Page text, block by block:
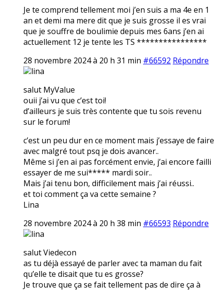
Je te comprend tellement moi j’en suis a ma 4e en 1
an et demi ma mere dit que je suis grosse il es vrai
que je souffre de boulimie depuis mes 6ans j’en ai
actuellement 12 je tente les TS ****************
28 novembre 2024 à 20 h 31 min #66592 Répondre
lina
salut MyValue
ouii j’ai vu que c’est toi!
d’ailleurs je suis très contente que tu sois revenu
sur le forum!
c’est un peu dur en ce moment mais j’essaye de faire
avec malgré tout psq je dois avancer..
Même si j’en ai pas forcément envie, j’ai encore failli
essayer de me sui***** mardi soir..
Mais j’ai tenu bon, difficilement mais j’ai réussi..
et toi comment ça va cette semaine ?
Lina
28 novembre 2024 à 20 h 38 min #66593 Répondre
lina
salut Viedecon
as tu déjà essayé de parler avec ta maman du fait
qu’elle te disait que tu es grosse?
Je trouve que ça se fait tellement pas de dire ça à